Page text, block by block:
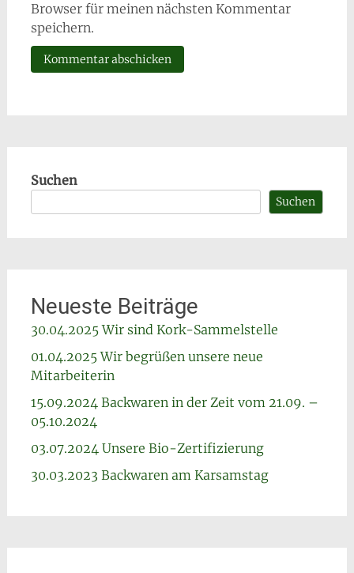
Browser für meinen nächsten Kommentar
speichern.
Suchen
Suchen
Neueste Beiträge
30.04.2025 Wir sind Kork-Sammelstelle
01.04.2025 Wir begrüßen unsere neue
Mitarbeiterin
15.09.2024 Backwaren in der Zeit vom 21.09. –
05.10.2024
03.07.2024 Unsere Bio-Zertifizierung
30.03.2023 Backwaren am Karsamstag